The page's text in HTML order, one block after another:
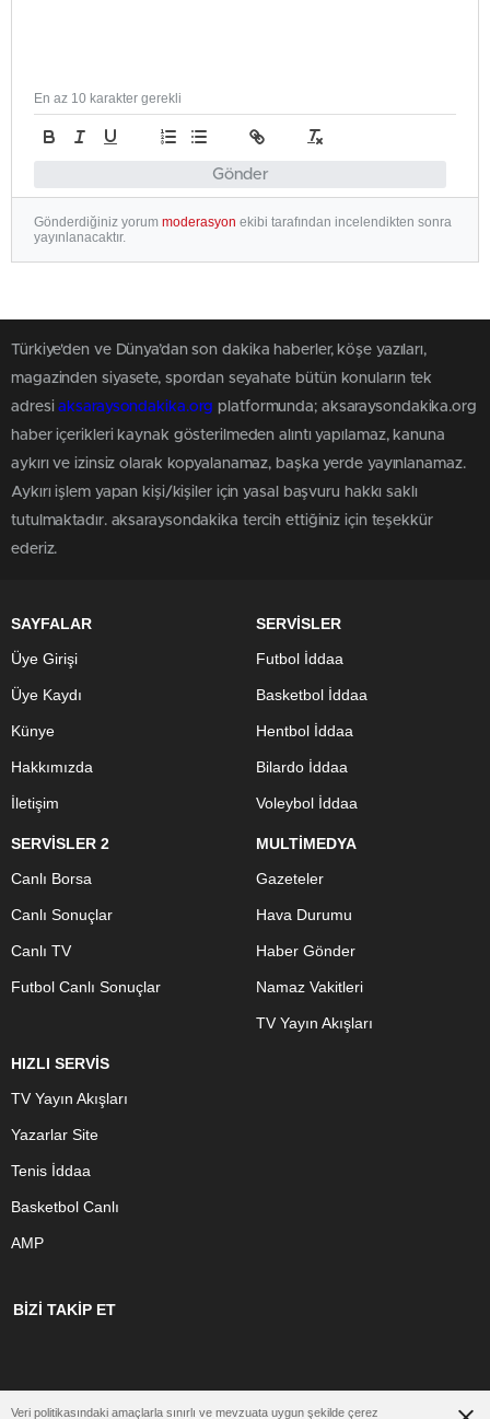
Gönder
En az 10 karakter gerekli
Gönderdiğiniz yorum moderasyon ekibi tarafından incelendikten sonra
yayınlanacaktır.
Türkiye'den ve Dünya’dan son dakika haberler, köşe yazıları,
magazinden siyasete, spordan seyahate bütün konuların tek
adresiaksaraysondakika.org platformunda; aksaraysondakika.org
haber içerikleri kaynak gösterilmeden alıntı yapılamaz, kanuna
aykırı ve izinsiz olarak kopyalanamaz, başka yerde yayınlanamaz.
Aykırı işlem yapan kişi/kişiler için yasal başvuru hakkı saklı
tutulmaktadır. aksaraysondakika tercih ettiğiniz için teşekkür
ederiz.
SAYFALAR
Üye Girişi
Üye Kaydı
Künye
Hakkımızda
İletişim
SERVİSLER
Futbol İddaa
Basketbol İddaa
Hentbol İddaa
Bilardo İddaa
Voleybol İddaa
SERVİSLER 2
Canlı Borsa
Canlı Sonuçlar
Canlı TV
Futbol Canlı Sonuçlar
MULTİMEDYA
Gazeteler
Hava Durumu
Haber Gönder
Namaz Vakitleri
TV Yayın Akışları
HIZLI SERVİS
TV Yayın Akışları
Yazarlar Site
Tenis İddaa
Basketbol Canlı
AMP
BİZİ TAKİP ET
Veri politikasındaki amaçlarla sınırlı ve mevzuata uygun şekilde çerez